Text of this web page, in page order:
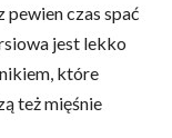
czas spać
jest lekko
które
też mięśnie